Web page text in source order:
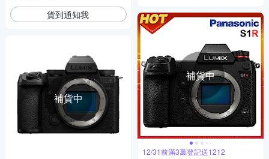
貨到通知我
補貨中
補貨中
12/31前滿3萬登記送1212